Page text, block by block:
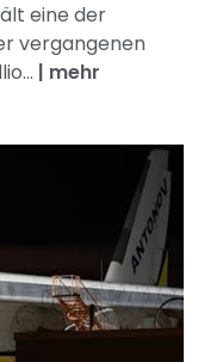
eine der
vergangenen
| mehr